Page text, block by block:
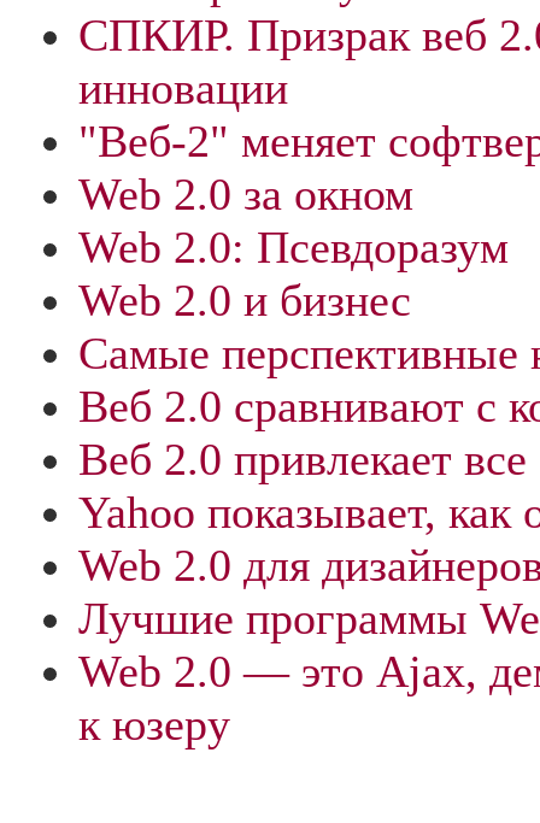
СПКИР. Призрак веб
инновации
"Веб-2" меняет
Web 2.0 за окном
Web 2.0: Псевдоразум
Web 2.0 и бизнес
Самые перспективные
Веб 2.0 сравнивают с
Веб 2.0 привлекает
Yahoo показывает,
Web 2.0 для
Лучшие программы
Web 2.0 — это Ajax,
к юзеру